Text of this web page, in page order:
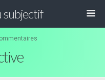
subjectif